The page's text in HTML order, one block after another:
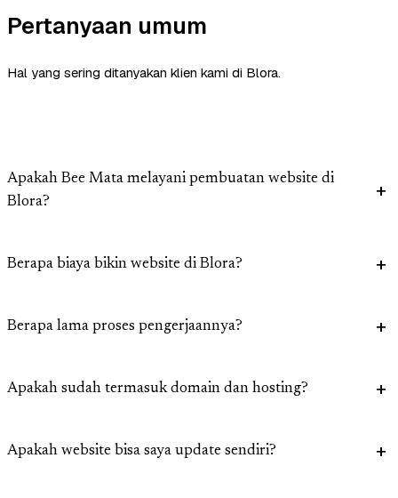
Pertanyaan umum
Hal yang sering ditanyakan klien kami di Blora.
Apakah Bee Mata melayani pembuatan website di
Blora?
Berapa biaya bikin website di Blora?
Berapa lama proses pengerjaannya?
Apakah sudah termasuk domain dan hosting?
Apakah website bisa saya update sendiri?